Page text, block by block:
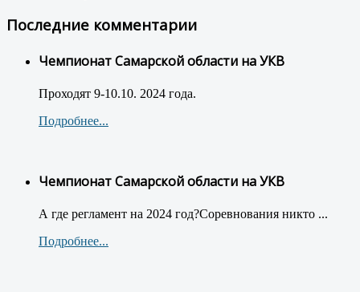
Последние комментарии
Чемпионат Самарской области на УКВ
Проходят 9-10.10. 2024 года.
Подробнее...
Чемпионат Самарской области на УКВ
А где регламент на 2024 год?Соревнования никто ...
Подробнее...